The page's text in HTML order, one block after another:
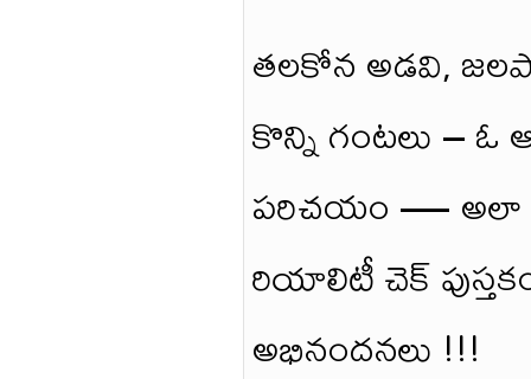
తలకోన అడవి,
కొన్ని గంటలు – ఓ
పరిచయం — అలా
రియాలిటీ చెక్
అభినందనలు !!!